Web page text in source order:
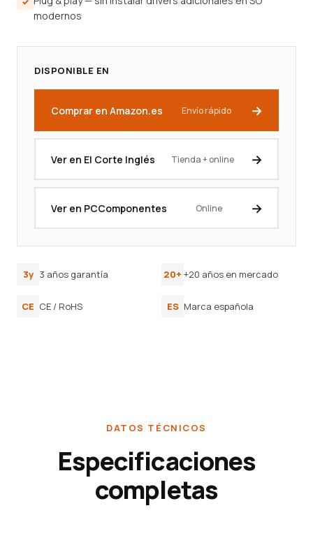
modernos
DISPONIBLE EN
Comprar en Amazon.es Envío rápido
Ver en El Corte Inglés Tienda + online
Ver en PCComponentes Online
3y 3 años garantía 20+ +20 años en mercado
CE CE / RoHS ES Marca española
DATOS TÉCNICOS
Especificaciones
completas